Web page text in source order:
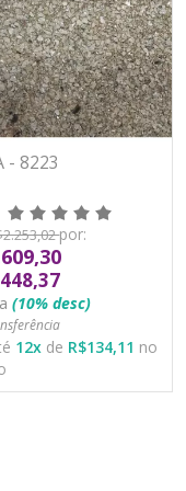
- 8223
por:
(10% desc)
12x de R$134,11 no